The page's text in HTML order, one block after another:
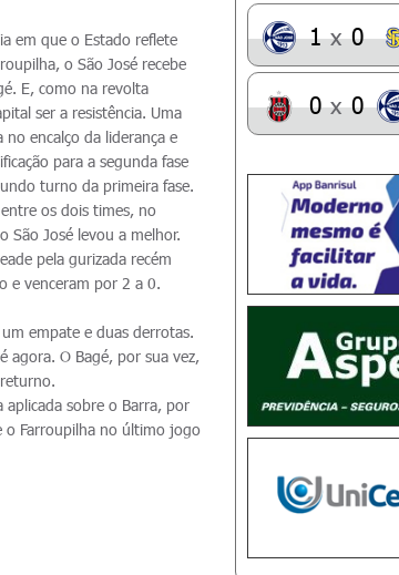
em que o Estado reflete
o São José recebe
E, como na revolta
ser a resistência. Uma
encalço da liderança e
para a segunda fase
turno da primeira fase.
os dois times, no
São José levou a melhor.
pela gurizada recém
e venceram por 2 a 0.
empate e duas derrotas.
agora. O Bagé, por sua vez,
sobre o Barra, por
o Farroupilha no último jogo
1 x 0
0 x 0